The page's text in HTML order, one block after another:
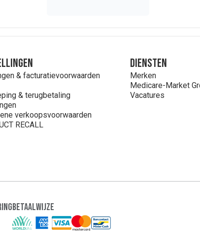
& facturatievoorwaarden
& terugbetaling
verkoopsvoorwaarden
RECALL
Diensten
Merken
Medicare-Market
Vacatures
Betaalwijze